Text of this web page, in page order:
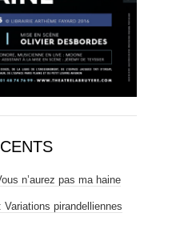
n’aurez pas ma haine
Variations pirandelliennes